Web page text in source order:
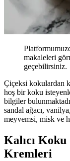
makaleleri
geçebilirsiniz.
Çiçeksi kokulardan
hoş bir koku
bilgiler
sandal ağacı,
meyvemsi, misk ve
Kalıcı Koku
Kremleri